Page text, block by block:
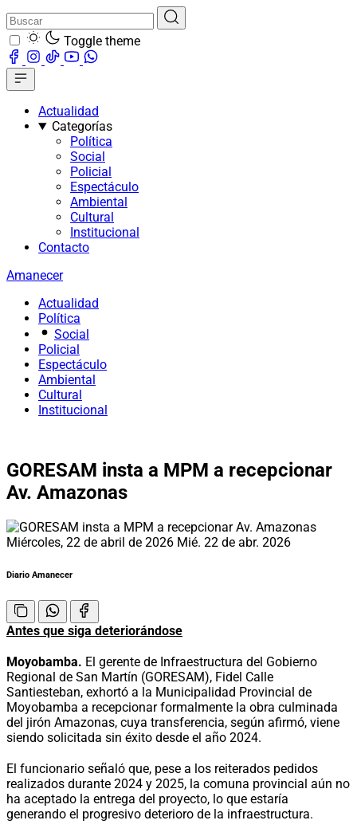
Toggle theme
Actualidad
Categorías
Política
Social
Policial
Espectáculo
Ambiental
Cultural
Institucional
Contacto
Amanecer
Actualidad
Política
Social
Policial
Espectáculo
Ambiental
Cultural
Institucional
GORESAM insta a MPM a recepcionar
Av. Amazonas
Miércoles, 22 de abril de 2026 Mié. 22 de abr. 2026
Diario Amanecer
Antes que siga deteriorándose
Moyobamba. El gerente de Infraestructura del Gobierno
Regional de San Martín (GORESAM), Fidel Calle
Santiesteban, exhortó a la Municipalidad Provincial de
Moyobamba a recepcionar formalmente la obra culminada
del jirón Amazonas, cuya transferencia, según afirmó, viene
siendo solicitada sin éxito desde el año 2024.
El funcionario señaló que, pese a los reiterados pedidos
realizados durante 2024 y 2025, la comuna provincial aún no
ha aceptado la entrega del proyecto, lo que estaría
generando el progresivo deterioro de la infraestructura.